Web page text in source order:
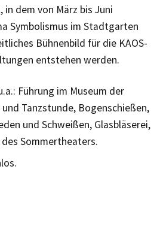
dem von März bis Juni
Symbolismus im Stadtgarten
Bühnenbild für die KAOS-
entstehen werden.
Führung im Museum der
Tanzstunde, Bogenschießen,
und Schweißen, Glasbläserei,
Sommertheaters.